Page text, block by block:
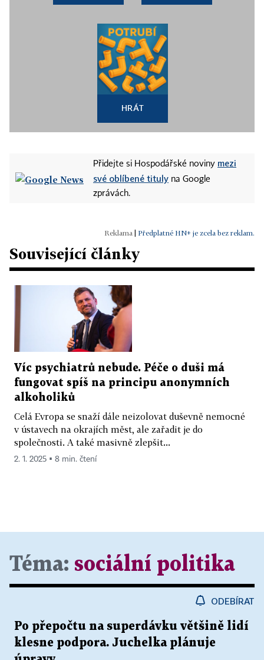
HRÁT
Přidejte si Hospodářské noviny mezi
své oblíbené tituly na Google
zprávách.
Předplatné HN+ je zcela bez reklam.
Související články
Víc psychiatrů nebude. Péče o duši má
fungovat spíš na principu anonymních
alkoholiků
Celá Evropa se snaží dále neizolovat duševně nemocné
v ústavech na okrajích měst, ale zařadit je do
společnosti. A také masivně zlepšit...
2. 1. 2025 ▪ 8 min. čtení
Téma: sociální politika
ODEBÍRAT
Po přepočtu na superdávku většině lidí
klesne podpora. Juchelka plánuje